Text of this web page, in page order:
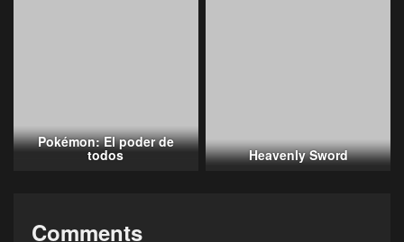
Pokémon: El poder de
todos Heavenly Sword
Comments